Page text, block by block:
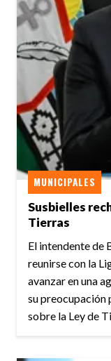
Susbielles
Tierras
MUNICIPALES
El intendente de
reunirse con la
avanzar en una
su preocupación
sobre la Ley de